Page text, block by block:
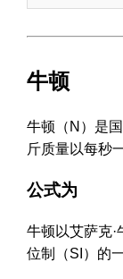
牛顿
牛顿（N）是
斤质量以每秒
公式为
牛顿以艾萨克
位制（SI）的